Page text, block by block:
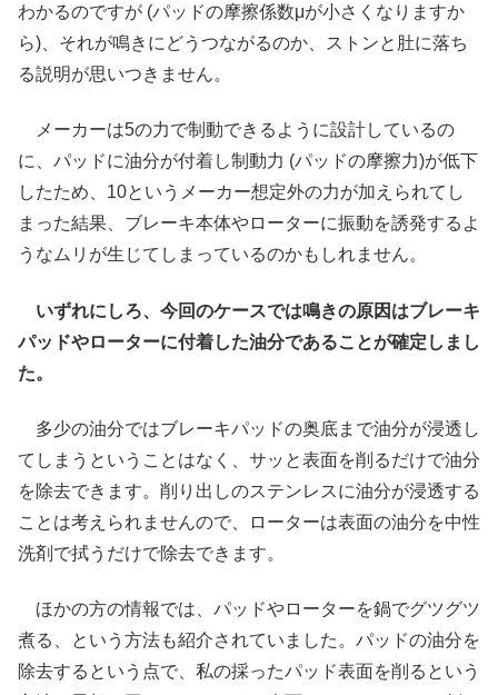
わかるのですが (パッドの摩擦係数μが小さくなりますか
ら)、それが鳴きにどうつながるのか、ストンと肚に落ち
る説明が思いつきません。
メーカーは5の力で制動できるように設計しているの
に、パッドに油分が付着し制動力 (パッドの摩擦力)が低下
したため、10というメーカー想定外の力が加えられてし
まった結果、ブレーキ本体やローターに振動を誘発するよ
うなムリが生じてしまっているのかもしれません。
いずれにしろ、今回のケースでは鳴きの原因はブレーキ
パッドやローターに付着した油分であることが確定しまし
た。
多少の油分ではブレーキパッドの奥底まで油分が浸透し
てしまうということはなく、サッと表面を削るだけで油分
を除去できます。削り出しのステンレスに油分が浸透する
ことは考えられませんので、ローターは表面の油分を中性
洗剤で拭うだけで除去できます。
ほかの方の情報では、パッドやローターを鍋でグツグツ
煮る、という方法も紹介されていました。パッドの油分を
除去するという点で、私の採ったパッド表面を削るという